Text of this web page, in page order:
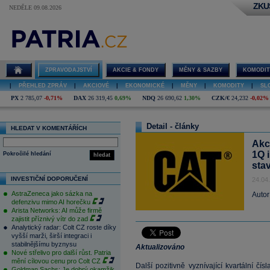
NEDĚLE 09.08.2026
ZPRAVODAJSTVÍ AKCIE & FONDY MĚNY & SAZBY
PŘEHLED ZPRÁV AKCIOVÉ EKONOMICKÉ MĚNY KOMODITY
PX 2 785,07 -0,71% DAX 26 319,45 0,69% NDQ 26 690,62 1,30% CZK/€ 24,232 -0,02%
HLEDAT V KOMENTÁŘÍCH
hledat
Pokročilé hledání
INVESTIČNÍ DOPORUČENÍ
AstraZeneca jako sázka na
defenzivu mimo AI horečku
Arista Networks: AI může firmě
zajistit příznivý vítr do zad
Analytický radar: Colt CZ roste díky
vyšší marži, širší integraci i
stabilnějšímu byznysu
Nové střelivo pro další růst. Patria
mění cílovou cenu pro Colt CZ
Detail - články
1Q
Aktualizováno
Další pozitivně vyznívající kvartální